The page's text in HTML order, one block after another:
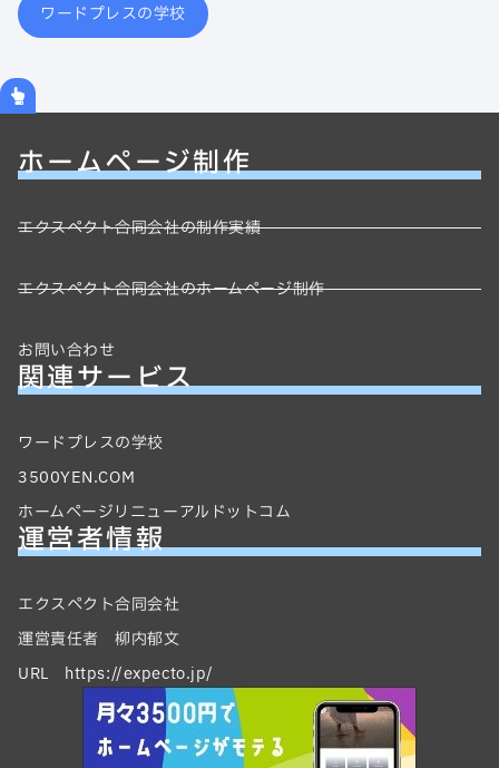
ワードプレスの学校
ホームページ制作
エクスペクト合同会社の制作実績
エクスペクト合同会社のホームページ制作
お問い合わせ
関連サービス
ワードプレスの学校
3500YEN.COM
ホームページリニューアルドットコム
運営者情報
エクスペクト合同会社
運営責任者 柳内郁文
URL https://expecto.jp/